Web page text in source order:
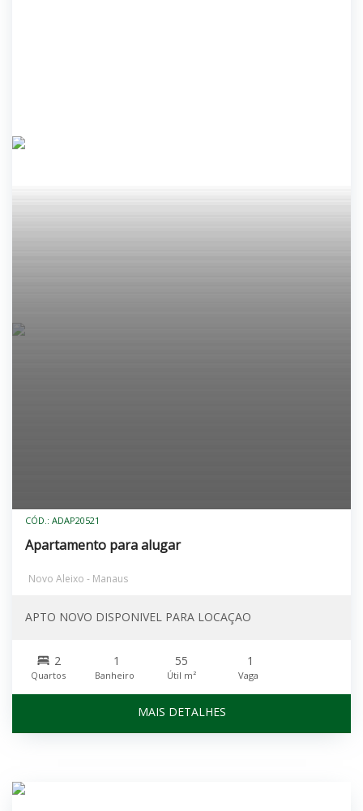
CÓD.: ADAP20521
Apartamento para alugar
Novo Aleixo - Manaus
APTO NOVO DISPONIVEL PARA LOCAÇAO
2
Quartos
1
Banheiro
55
Útil m²
1
Vaga
MAIS DETALHES